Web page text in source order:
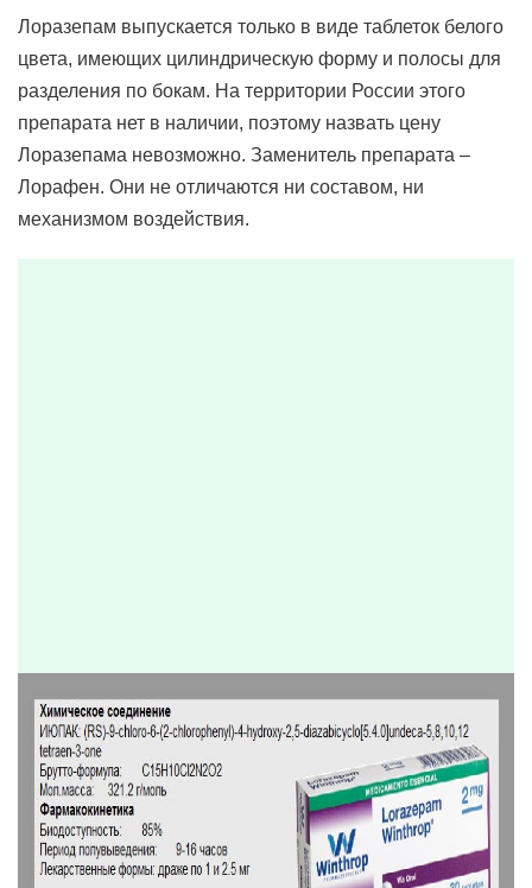
Лоразепам выпускается только в виде таблеток белого
цвета, имеющих цилиндрическую форму и полосы для
разделения по бокам. На территории России этого
препарата нет в наличии, поэтому назвать цену
Лоразепама невозможно. Заменитель препарата –
Лорафен. Они не отличаются ни составом, ни
механизмом воздействия.